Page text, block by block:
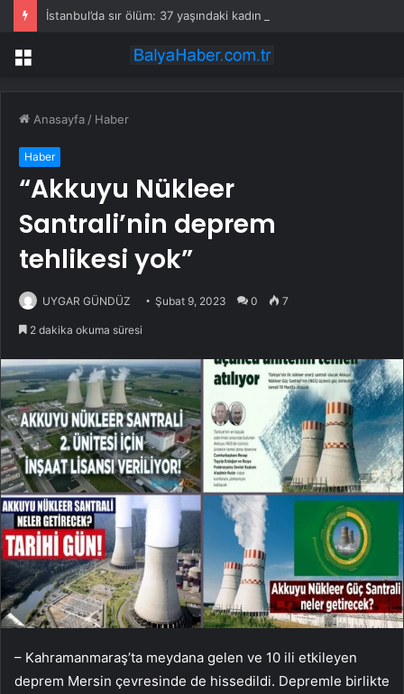
Menü
Anasayfa / Haber
Haber
“Akkuyu Nükleer
Santrali’nin deprem
tehlikesi yok”
UYGAR GÜNDÜZ Şubat 9, 2023 0 7
2 dakika okuma süresi
– Kahramanmaraş’ta meydana gelen ve 10 ili etkileyen
deprem Mersin çevresinde de hissedildi. Depremle birlikte